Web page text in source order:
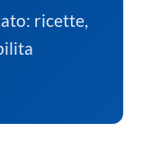
ricette,